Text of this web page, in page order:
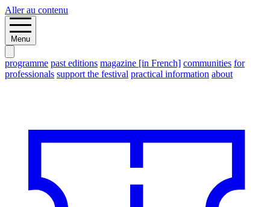
Aller au contenu
Menu
programme past editions magazine [in French] communities for
professionals support the festival practical information about